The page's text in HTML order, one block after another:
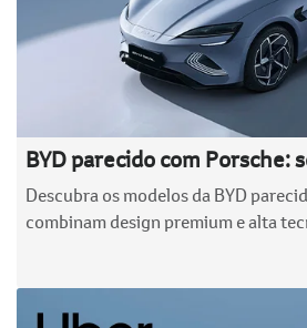
BYD parecido com Porsche:
Descubra os modelos da BYD
combinam design premium e alta